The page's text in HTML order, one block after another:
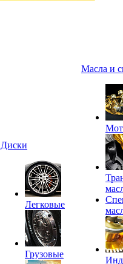
Диски
Легковые
Грузовые
Масла и